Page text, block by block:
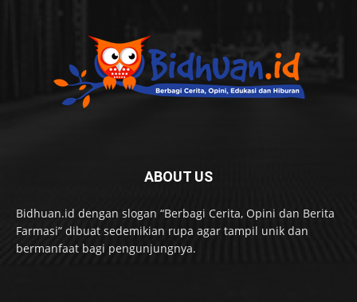
ABOUT US
Bidhuan.id dengan slogan “Berbagi Cerita, Opini dan Berita
Farmasi” dibuat sedemikian rupa agar tampil unik dan
bermanfaat bagi pengunjungnya.